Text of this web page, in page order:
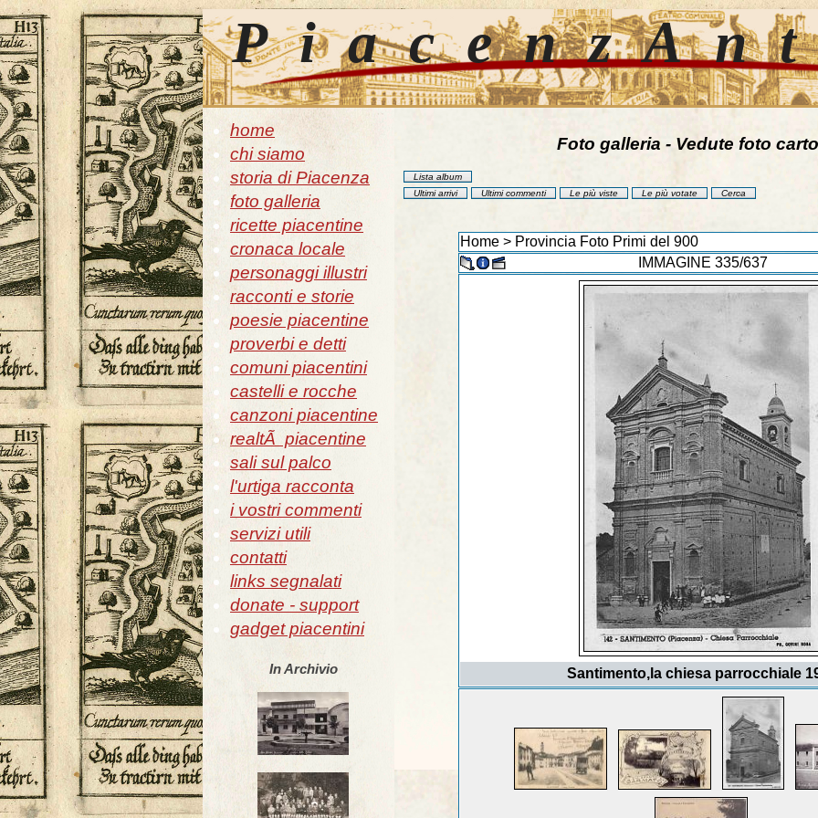
home
chi siamo
storia di Piacenza
foto galleria
ricette piacentine
cronaca locale
personaggi illustri
racconti e storie
poesie piacentine
proverbi e detti
comuni piacentini
castelli e rocche
canzoni piacentine
realtÃ piacentine
sali sul palco
l'urtiga racconta
i vostri commenti
servizi utili
contatti
links segnalati
donate - support
gadget piacentini
In Archivio
Foto galleria - Vedute foto
Lista album
Ultimi arrivi
Ultimi commenti Le più viste Le più votate Cerca
Home > Provincia Foto Primi del 900
IMMAGINE 335/637
Santimento,la chiesa parrocchiale